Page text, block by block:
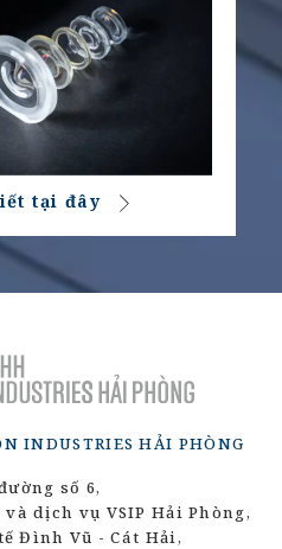
tại đây
INDUSTRIES HẢI PHÒNG
số 6,
dịch vụ VSIP Hải Phòng,
Đình Vũ - Cát Hải,